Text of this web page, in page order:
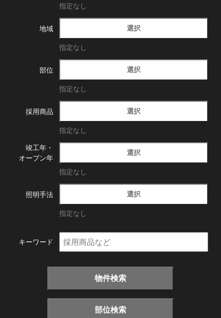
指定なし
地域 選択
指定なし
部位 選択
指定なし
採用商品 選択
指定なし
竣工年・
オープン年
選択
指定なし
照明手法 選択
指定なし
キーワード
物件検索
部位検索